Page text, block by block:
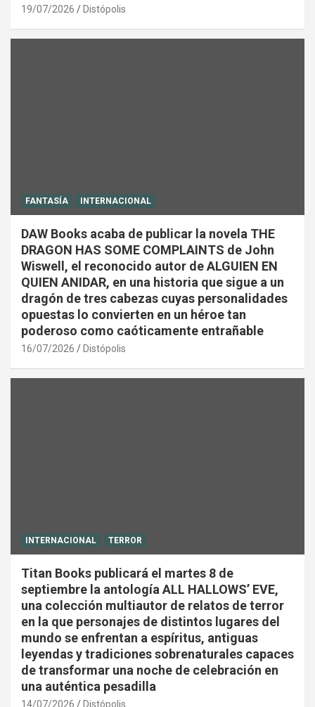
19/07/2026 Distópolis
FANTASÍA INTERNACIONAL
DAW Books acaba de publicar la novela THE
DRAGON HAS SOME COMPLAINTS de John
Wiswell, el reconocido autor de ALGUIEN EN
QUIEN ANIDAR, en una historia que sigue a un
dragón de tres cabezas cuyas personalidades
opuestas lo convierten en un héroe tan
poderoso como caóticamente entrañable
16/07/2026 Distópolis
INTERNACIONAL TERROR
Titan Books publicará el martes 8 de
septiembre la antología ALL HALLOWS’ EVE,
una colección multiautor de relatos de terror
en la que personajes de distintos lugares del
mundo se enfrentan a espíritus, antiguas
leyendas y tradiciones sobrenaturales capaces
de transformar una noche de celebración en
una auténtica pesadilla
14/07/2026 Distópolis